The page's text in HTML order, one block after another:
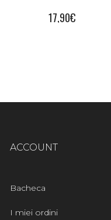
17,90€
ACCOUNT
Bacheca
I miei ordini